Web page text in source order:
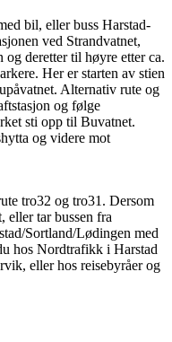
bil, eller buss Harstad-
ved Strandvatnet,
deretter til høyre etter ca.
Her er starten av stien
Alternativ rute og
og følge
sti opp til Buvatnet.
og videre mot
tro32 og tro31. Dersom
eller tar bussen fra
Sortland/Lødingen med
hos Nordtrafikk i Harstad
eller hos reisebyråer og